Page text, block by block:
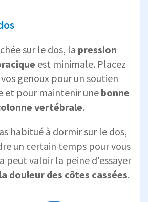
sur le dos, la pression
est minimale. Placez
genoux pour un soutien
et pour maintenir une bonne
vertébrale.
habitué à dormir sur le dos,
un certain temps pour vous
peut valoir la peine d'essayer
douleur des côtes cassées.